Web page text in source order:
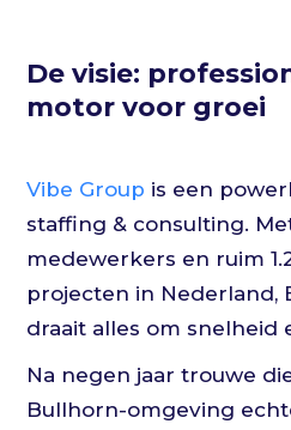
De visie:
motor voor groei
Vibe Group is een
staffing & consulting.
medewerkers en ruim
projecten in Nederland,
draait alles om snelheid
Na negen jaar trouwe
Bullhorn-omgeving